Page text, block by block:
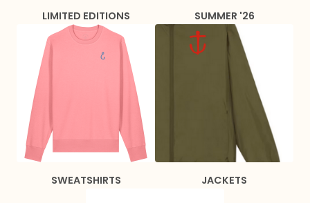
LIMITED EDITIONS SUMMER '26
SWEATSHIRTS JACKETS